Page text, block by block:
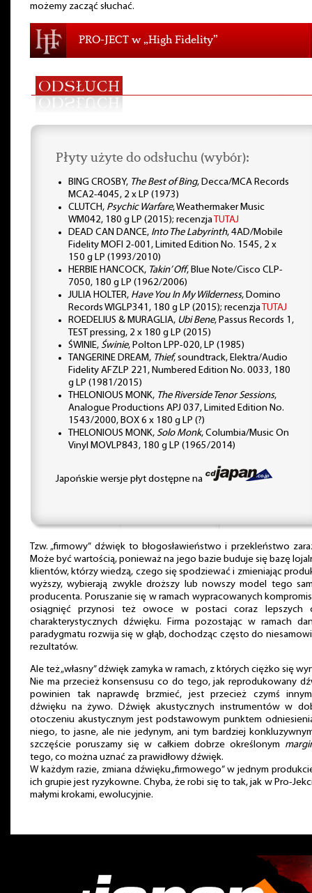
możemy zacząć słuchać.
PRO-JECT w „High Fidelity”
Płyty użyte do odsłuchu (wybór):
BING CROSBY, The Best of Bing, Decca/MCA Records
MCA2-4045, 2 x LP (1973)
CLUTCH, Psychic Warfare, Weathermaker Music
WM042, 180 g LP (2015); recenzja TUTAJ
DEAD CAN DANCE, Into The Labyrinth, 4AD/Mobile
Fidelity MOFI 2-001, Limited Edition No. 1545, 2 x
150 g LP (1993/2010)
HERBIE HANCOCK, Takin’ Off, Blue Note/Cisco CLP-
7050, 180 g LP (1962/2006)
JULIA HOLTER, Have You In My Wilderness, Domino
Records WIGLP341, 180 g LP (2015); recenzja TUTAJ
ROEDELIUS & MURAGLIA, Ubi Bene, Passus Records 1,
TEST pressing, 2 x 180 g LP (2015)
ŚWINIE, Świnie, Polton LPP-020, LP (1985)
TANGERINE DREAM, Thief, soundtrack, Elektra/Audio
Fidelity AFZLP 221, Numbered Edition No. 0033, 180
g LP (1981/2015)
THELONIOUS MONK, The Riverside Tenor Sessions,
Analogue Productions APJ 037, Limited Edition No.
1543/2000, BOX 6 x 180 g LP (?)
THELONIOUS MONK, Solo Monk, Columbia/Music On
Vinyl MOVLP843, 180 g LP (1965/2014)
Japońskie wersje płyt dostępne na
Tzw. „firmowy” dźwięk to błogosławieństwo i przekleństwo
Może być wartością, ponieważ na jego bazie buduje się bazę
klientów, którzy wiedzą, czego się spodziewać i zmieniając
wyższy, wybierają zwykle droższy lub nowszy model tego
producenta. Poruszanie się w ramach wypracowanych
osiągnięć przynosi też owoce w postaci coraz lepszych
charakterystycznych dźwięku. Firma pozostając w ramach
paradygmatu rozwija się w głąb, dochodząc często do
rezultatów.
Ale też „własny” dźwięk zamyka w ramach, z których ciężko się
Nie ma przecież konsensusu co do tego, jak reprodukowany
powinien tak naprawdę brzmieć, jest przecież czymś
dźwięku na żywo. Dźwięk akustycznych instrumentów w
otoczeniu akustycznym jest podstawowym punktem
niego, to jasne, ale nie jedynym, ani tym bardziej
szczęście poruszamy się w całkiem dobrze określonym
tego, co można uznać za prawidłowy dźwięk.
W każdym razie, zmiana dźwięku „firmowego” w jednym
ich grupie jest ryzykowne. Chyba, że robi się to tak, jak w Pro-
małymi krokami, ewolucyjnie.